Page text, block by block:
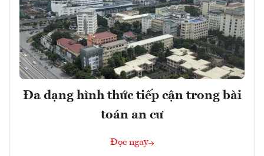
Đa dạng hình thức tiếp cận trong bài
toán an cư
Đọc ngay